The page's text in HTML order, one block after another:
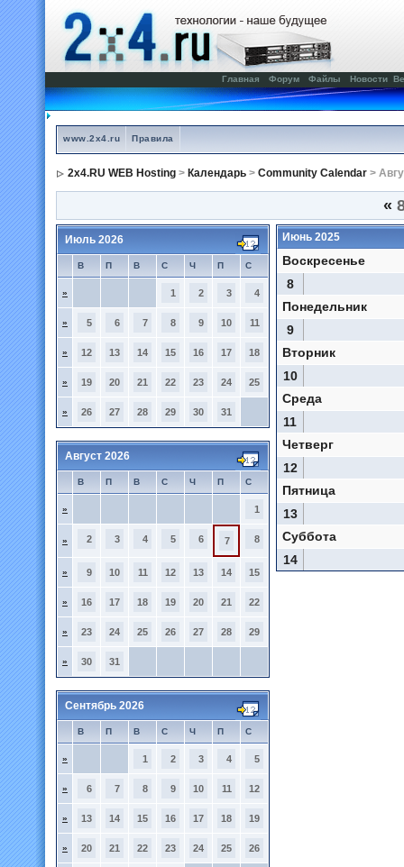
Главная Форум Файлы Новости
www.2x4.ru Правила
2x4.RU WEB Hosting > Календарь > Community Calendar >
«
Июль 2026
В П В С Ч П С
» 1 2 3 4
» 5 6 7 8 9 10 11
» 12 13 14 15 16 17 18
» 19 20 21 22 23 24 25
» 26 27 28 29 30 31
Август 2026
В П В С Ч П С
» 1
» 2 3 4 5 6 7 8
» 9 10 11 12 13 14 15
» 16 17 18 19 20 21 22
» 23 24 25 26 27 28 29
» 30 31
Сентябрь 2026
В П В С Ч П С
» 1 2 3 4 5
» 6 7 8 9 10 11 12
» 13 14 15 16 17 18 19
» 20 21 22 23 24 25 26
Июнь 2025
Воскресенье
8
Понедельник
9
Вторник
10
Среда
11
Четверг
12
Пятница
13
Суббота
14